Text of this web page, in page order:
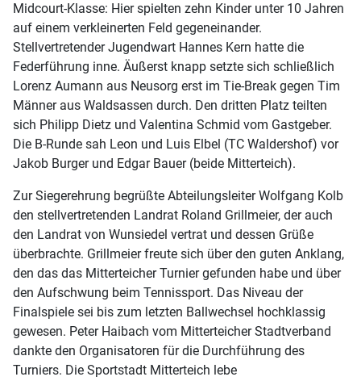
Midcourt-Klasse: Hier spielten zehn Kinder unter 10 Jahren
auf einem verkleinerten Feld gegeneinander.
Stellvertretender Jugendwart Hannes Kern hatte die
Federführung inne. Äußerst knapp setzte sich schließlich
Lorenz Aumann aus Neusorg erst im Tie-Break gegen Tim
Männer aus Waldsassen durch. Den dritten Platz teilten
sich Philipp Dietz und Valentina Schmid vom Gastgeber.
Die B-Runde sah Leon und Luis Elbel (TC Waldershof) vor
Jakob Burger und Edgar Bauer (beide Mitterteich).
Zur Siegerehrung begrüßte Abteilungsleiter Wolfgang Kolb
den stellvertretenden Landrat Roland Grillmeier, der auch
den Landrat von Wunsiedel vertrat und dessen Grüße
überbrachte. Grillmeier freute sich über den guten Anklang,
den das das Mitterteicher Turnier gefunden habe und über
den Aufschwung beim Tennissport. Das Niveau der
Finalspiele sei bis zum letzten Ballwechsel hochklassig
gewesen. Peter Haibach vom Mitterteicher Stadtverband
dankte den Organisatoren für die Durchführung des
Turniers. Die Sportstadt Mitterteich lebe